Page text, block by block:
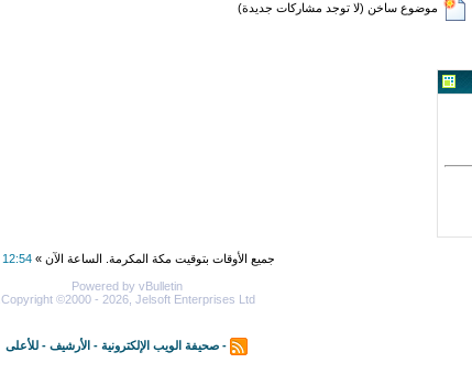
موضوع ساخن (لا توجد مشاركات جديدة)
جميع الأوقات بتوقيت مكة المكرمة. الساعة الآن » 12:54 PM
Powered by vBulletin
Copyright ©2000 - 2026, Jelsoft Enterprises Ltd.
- صحيفة الويب الإلكترونية - الأرشيف - للأعلى